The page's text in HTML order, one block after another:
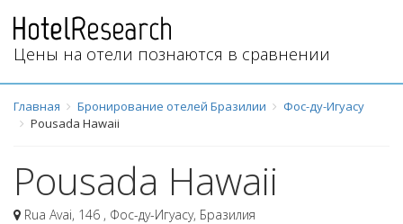
Цены на отели познаются в сравнении
Главная Бронирование отелей Бразилии
Фос-ду-Игуасу
Pousada Hawaii
Pousada Hawaii
Rua Avai, 146 , Фос-ду-Игуасу, Бразилия